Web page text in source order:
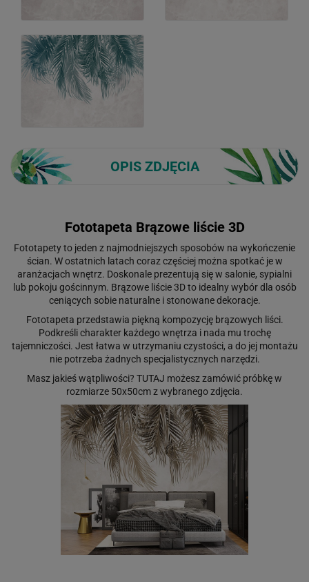
OPIS ZDJĘCIA
Fototapeta Brązowe liście 3D
Fototapety to jeden z najmodniejszych sposobów na wykończenie
ścian. W ostatnich latach coraz częściej można spotkać je w
aranżacjach wnętrz. Doskonale prezentują się w salonie, sypialni
lub pokoju gościnnym. Brązowe liście 3D to idealny wybór dla osób
ceniących sobie naturalne i stonowane dekoracje.
Fototapeta przedstawia piękną kompozycję brązowych liści.
Podkreśli charakter każdego wnętrza i nada mu trochę
tajemniczości. Jest łatwa w utrzymaniu czystości, a do jej montażu
nie potrzeba żadnych specjalistycznych narzędzi.
Masz jakieś wątpliwości? TUTAJ możesz zamówić próbkę w
rozmiarze 50x50cm z wybranego zdjęcia.